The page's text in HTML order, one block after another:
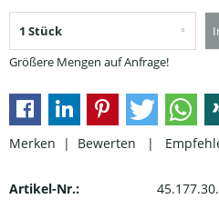
Größere Mengen auf Anfrage!
Merken | Bewerten |
Artikel-Nr.: